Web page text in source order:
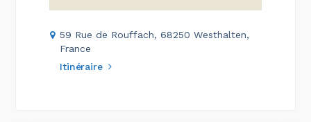
59 Rue de Rouffach, 68250 Westhalten,
France
Itinéraire